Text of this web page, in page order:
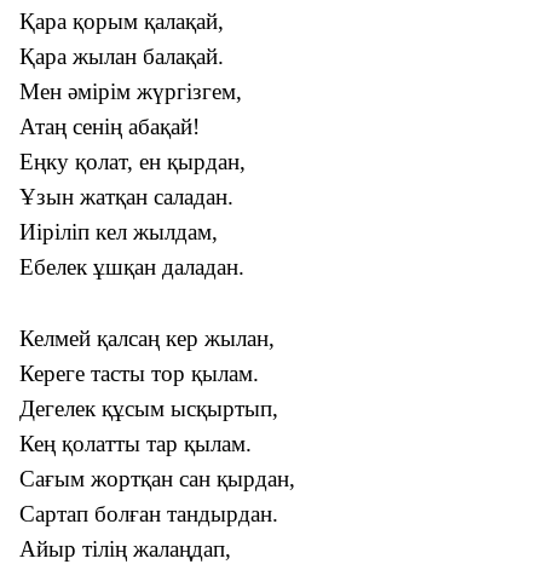
Қара қорым қалақай,
Қара жылан балақай.
Мен әмірім жүргізгем,
Атаң сенің абақай!
Еңку қолат, ен қырдан,
Ұзын жатқан саладан.
Иіріліп кел жылдам,
Ебелек ұшқан даладан.
Келмей қалсаң кер жылан,
Кереге тасты тор қылам.
Дегелек құсым ысқыртып,
Кең қолатты тар қылам.
Сағым жортқан сан қырдан,
Сартап болған тандырдан.
Айыр тілің жалаңдап,